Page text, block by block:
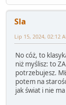
Sla
Lip 15, 2024, 02:12
No cóż, to
niż myślisz: to
potrzebujesz.
potem na
jak świat i nie